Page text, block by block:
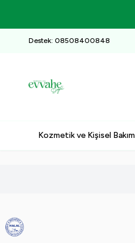
Destek: 08508400848
Kozmetik ve Kişisel Bakım